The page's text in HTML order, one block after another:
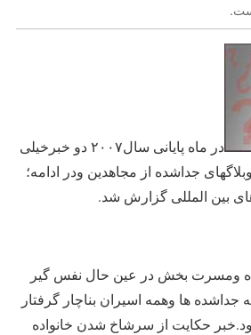
در ماه پایانی سال۲۰۰۷ دو خبرخیلی
جداشده از مجاهدین ودر ادامه؛
بین المللی گزارش شد.
ومسرت بخش در عین حال نفس گیر
ها وهمه اسیران بناچار گرفتار
حکایت از سرشاخ شدن خانواده